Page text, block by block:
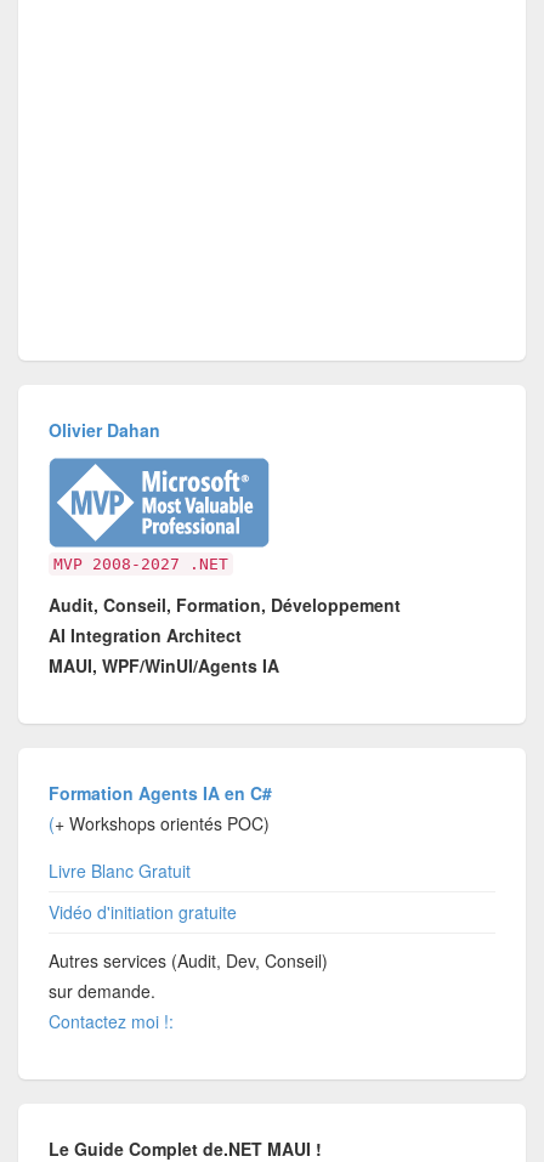
Olivier Dahan
MVP 2008-2027 .NET
Audit, Conseil, Formation, Développement
AI Integration Architect
MAUI, WPF/WinUI/Agents IA
Formation Agents IA en C#
(+ Workshops orientés POC)
Livre Blanc Gratuit
Vidéo d'initiation gratuite
Autres services (Audit, Dev, Conseil)
sur demande.
Contactez moi !:
Le Guide Complet de.NET MAUI !